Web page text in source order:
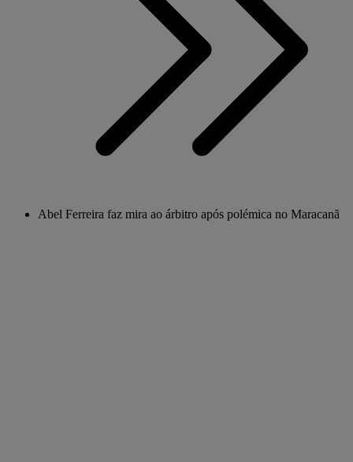
Abel Ferreira faz mira ao árbitro após polémica no Maracanã